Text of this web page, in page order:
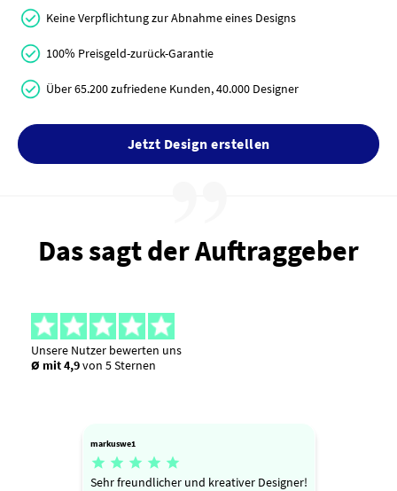
Keine Verpflichtung zur Abnahme eines Designs
100% Preisgeld-zurück-Garantie
Über 65.200 zufriedene Kunden, 40.000 Designer
Jetzt Design erstellen
Das sagt der Auftraggeber
Unsere Nutzer bewerten uns
Ø mit 4,9von 5 Sternen
markuswe1
    
Sehr freundlicher und kreativer Designer!